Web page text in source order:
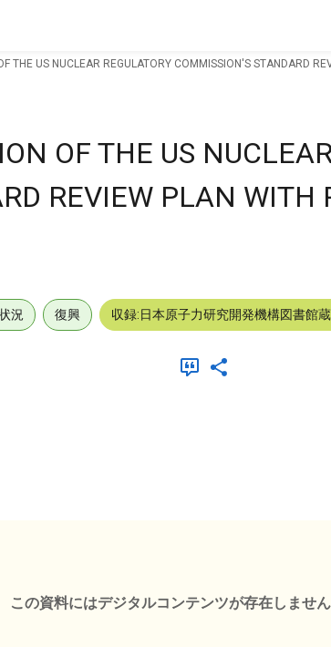
THE US NUCLEAR REGULATORY COMMISSION'S STANDARD
OF THE US
REVIEW PLAN WITH
況 復興 収録:日本原子力研究開発機構図書館
この資料にはデジタルコンテンツが存在しません